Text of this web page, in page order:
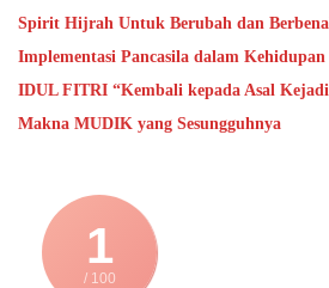
Spirit Hijrah Untuk Berubah dan
Implementasi Pancasila dalam Kehidupan
IDUL FITRI “Kembali kepada Asal
Makna MUDIK yang Sesungguhnya
1
/ 100